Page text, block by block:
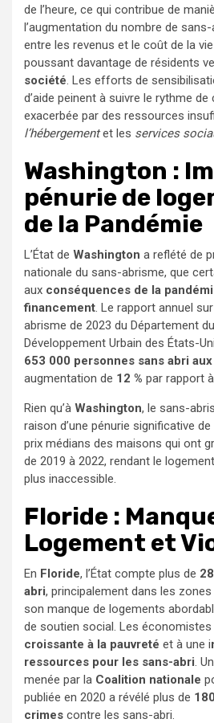
de l’heure, ce qui contribue de
l’augmentation du nombre de
entre les revenus et le coût de la
poussant davantage de résidents
société . Les efforts de
d’aide peinent à suivre le rythme
exacerbée par des ressources
l’hébergementet les services
Washington :
pénurie de
de la Pandémie
L’État de Washington a reflété de
nationale du sans-abrisme, que
aux conséquences de la
financement . Le rapport annuel
abrisme de 2023 du Département
Développement Urbain des États-
653 000 personnes sans abri
augmentation de 12 % par rapport à
Rien qu’à Washington, le sans-
raison d’une pénurie significative
prix médians des maisons qui ont
de 2019 à 2022, rendant le
plus inaccessible.
Floride :
Logement et
En Floride, l’État compte plus de
abri, principalement dans les
son manque de logements
de soutien social. Les
croissante à la pauvreté et à une i
ressources pour les sans-abri .
menée par la Coalition nationale
publiée en 2020 a révélé plus de
crimes contre les sans-abri.